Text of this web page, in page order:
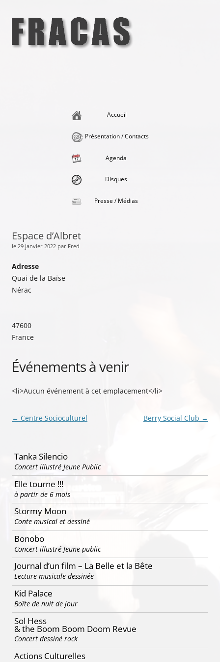
contenu
Accueil
Présentation / Contacts
Agenda
Disques
Presse / Médias
Espace d’Albret
le 29 janvier 2022 par Fred
Adresse
Quai de la Baïse
Nérac
47600
France
Événements à venir
<li>Aucun événement à cet emplacement</li>
Navigation
← Centre Socioculturel Berry Social Club →
Tanka Silencio
Concert illustré Jeune Public
Elle tourne !!!
à partir de 6 mois
Stormy Moon
Conte musical et dessiné
Bonobo
Concert illustré Jeune public
Journal d’un film – La Belle et la Bête
Lecture musicale dessinée
Kid Palace
Boîte de nuit de jour
Sol Hess
& the Boom Boom Doom Revue
Concert dessiné rock
Actions Culturelles